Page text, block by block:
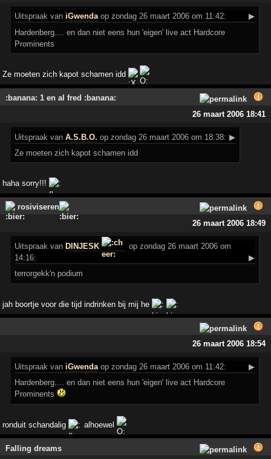
Uitspraak vaniGwendaop zondag 26 maart 2006 om 11:42:
▶
Hardenberg.... en dan niet eens hun 'eigen' live act Hardcore
Prominents
Ze moeten zich kapot schamen idd
:banana: 1 en al fred :banana:
26 maart 2006 18:41
Uitspraak vanA.S.B.O. op zondag 26 maart 2006 om 18:38: ▶
Ze moeten zich kapot schamen idd
haha sorry!!!
rosiviseren
26 maart 2006 18:49
Uitspraak van DINJESK
op zondag 26 maart 2006 om
14:16:
▶
terrorgekk'n podium
jah boortje voor die tijd indrinken bij mij he
26 maart 2006 18:54
Uitspraak vaniGwendaop zondag 26 maart 2006 om 11:42:
▶
Hardenberg.... en dan niet eens hun 'eigen' live act Hardcore
Prominents
ronduit schandalig alhoewel
Falling dreams